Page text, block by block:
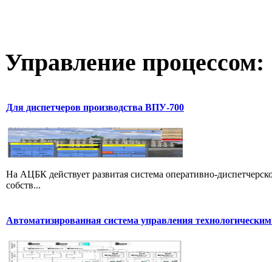
Управление процессом:
Для диспетчеров производства ВПУ-700
На АЦБК действует развитая система оперативно-
собств...
Автоматизированная система управления